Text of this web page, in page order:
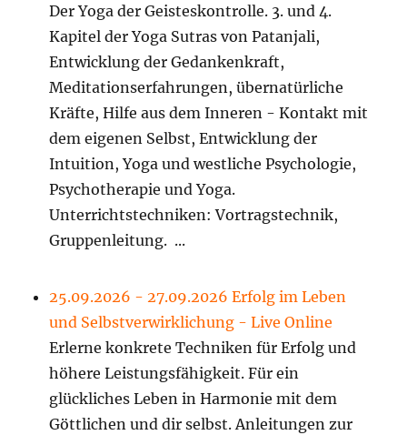
Der Yoga der Geisteskontrolle. 3. und 4.
Kapitel der Yoga Sutras von Patanjali,
Entwicklung der Gedankenkraft,
Meditationserfahrungen, übernatürliche
Kräfte, Hilfe aus dem Inneren - Kontakt mit
dem eigenen Selbst, Entwicklung der
Intuition, Yoga und westliche Psychologie,
Psychotherapie und Yoga.
Unterrichtstechniken: Vortragstechnik,
Gruppenleitung. ...
25.09.2026 - 27.09.2026 Erfolg im Leben
und Selbstverwirklichung - Live Online
Erlerne konkrete Techniken für Erfolg und
höhere Leistungsfähigkeit. Für ein
glückliches Leben in Harmonie mit dem
Göttlichen und dir selbst. Anleitungen zur